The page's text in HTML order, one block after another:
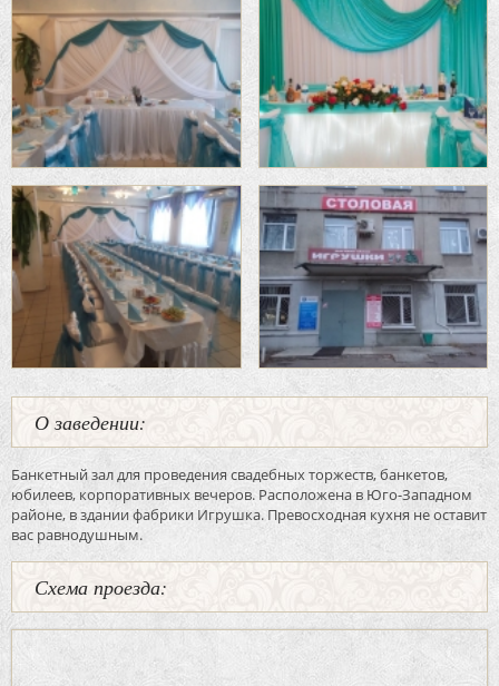
О заведении:
Банкетный зал для проведения свадебных торжеств, банкетов,
юбилеев, корпоративных вечеров. Расположена в Юго-Западном
районе, в здании фабрики Игрушка. Превосходная кухня не оставит
вас равнодушным.
Схема проезда: